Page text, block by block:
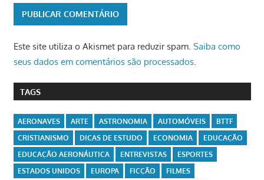
Este site utiliza o Akismet para reduzir spam. Saiba como
seus dados em comentários são processados.
TAGS
AERONAVES ARTE ASTRONOMIA AUTOMÓVEIS
BTTF
CRISTIANISMO
DICAS DE ESTUDO ECONOMIA
EDUCAÇÃO
EDUCAÇÃO AERONÁUTICA
ENTREVISTAS
ESPORTES
ESTADOS UNIDOS
EUROPA FICÇÃO
FILMES